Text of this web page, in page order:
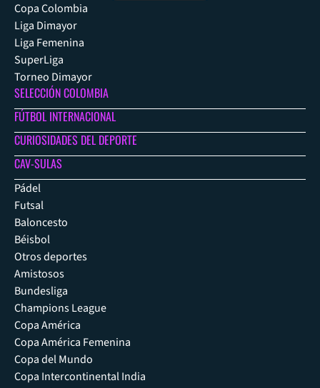
Copa Colombia
Liga Dimayor
Liga Femenina
SuperLiga
Torneo Dimayor
SELECCIÓN COLOMBIA
FÚTBOL INTERNACIONAL
CURIOSIDADES DEL DEPORTE
CAV-SULAS
Pádel
Futsal
Baloncesto
Béisbol
Otros deportes
Amistosos
Bundesliga
Champions League
Copa América
Copa América Femenina
Copa del Mundo
Copa Intercontinental India